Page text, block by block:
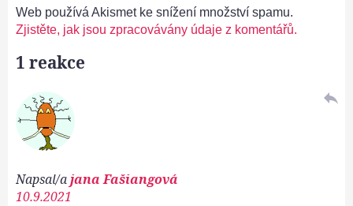
Web používá Akismet ke snížení množství spamu.
Zjistěte, jak jsou zpracovávány údaje z komentářů.
1 reakce
Napsal/ajana Fašiangová
10.9.2021
reply